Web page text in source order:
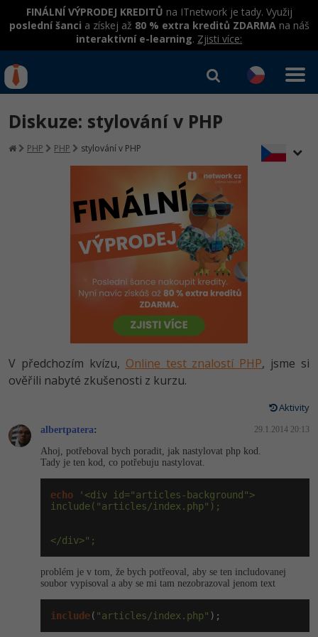
FINÁLNÍ VÝPRODEJ KREDITŮ na ITnetwork je tady. Využij
poslední šanci a získej až 80 % extra kreditů ZDARMAna náš
interaktivní e-learning. Zjisti více:
Rekvalifikace a kurzy
hrazené úřadem práce
Umělá inteligence v praxi
Datová analýza v praxi
Školení
Základy programování
Objektové programování - OOP
Umělá inteligence
HTML5, CSS3, Bootstrap, SEO
SQL a databáze
UML a návrhové vzory
React
Spring
ASP.NET MVC
Django
Best practices
Školení dle technologií
C# .NET
PHP
JavaScript
HTML / CSS
UML a návrhové vzory
MySQL/MariaDB
MS-SQL
SQLite
Kurzy IT profesí
Junior programátor
Programátor WWW aplikací
Senior programátor
Front-end developer
Vývojář mobilních aplikací
Specialista na AI a bigdata
Webdesigner
Tester
Systémový administrátor
Databázový analytik
Kurzy programování
Jak začít?
-80%
C#.NET -80%
-80%
JavaScript -80%
C++ -80%
Swift -80%
Kotlin -80%
SQL
Návrh SW
Přihlásit se|Registrovat
Diskuze: stylování v PHP
PHP PHP stylování v PHP
V předchozím kvízu, Online test znalostí PHP, jsme si
ověřili nabyté zkušenosti z kurzu.
Aktivity
albertpatera: 29.1.2014 20:13
Ahoj, potřeboval bych poradit, jak nastylovat php kod.
Tady je ten kod, co potřebuju nastylovat.
echo
'<div id="articles-background">
include("articles/index.php");
</div>";
problém je v tom, že bych potřeoval, aby se ten includovanej
soubor vypisoval a aby se mi tam nezobrazoval jenom text
include( "articles/index.php" );